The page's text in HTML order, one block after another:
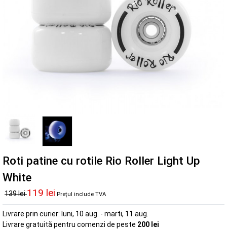
Roti patine cu rotile Rio Roller Light Up
White
139 lei119 lei Prețul include TVA
Livrare prin curier: luni, 10 aug. - marti, 11 aug.
Livrare gratuită pentru comenzi de peste 200 lei